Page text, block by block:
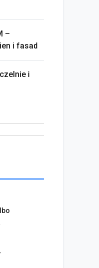
–
i fasad
i